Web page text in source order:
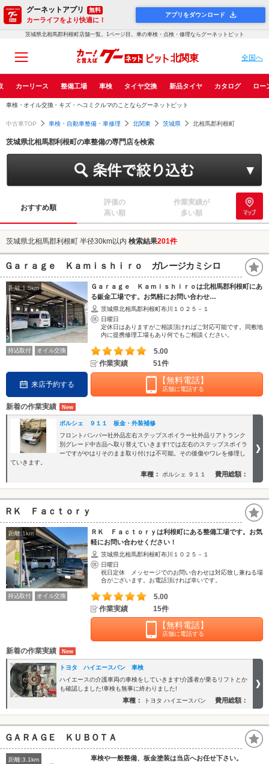
グーネットアプリ 無料
カーライフをより快適に！
アプリをダウンロード
茨城県北相馬郡利根町店舗一覧。1ページ目。車の車検・点検・修理ならグーネットピット
北関東 全国へ
カーリース 整備工場 車検 タイヤ交換 新品タイヤ カタログ ロー
車検・オイル交換・キズ・ヘコミクルマのことならグーネットピット
中古車TOP 車検・自動車整備・車修理 北関東 茨城県 北相馬郡利根町
茨城県北相馬郡利根町の車整備の専門店を検索
おすすめ順
評価の
高い順
作業実績が
多い順
茨城県北相馬郡利根町 半径30km以内 検索結果201件
Ｇａｒａｇｅ Ｋａｍｉｓｈｉｒｏ ガレージカミシロ
距離:1.5km
Ｇａｒａｇｅ Ｋａｍｉｓｈｉｒｏは北相馬郡利根町にあ
る鈑金工場です。お気軽にお問い合わせ…
茨城県北相馬郡利根町布川１０２５－１
日曜日
定休日はありますがご相談頂ければご対応可能です。同敷地
内に提携修理工場もあり何でもご相談ください。
持込取付 オイル交換
5.00
作業実績
51件
来店予約する 【無料電話】
店舗に電話する
新着の作業実績
ポルシェ ９１１ 板金・外装補修
フロントバンパー社外品左右ステップスポイラー社外品リアトランク
別グレード中古品へ取り替えていきます!では左右のステップスポイラ
ーですがやはりそのまま取り付けは不可能。その後傷やワレを修理し
ていきます。
車種： ポルシェ ９１１ 費用総額：
ＲＫ Ｆａｃｔｏｒｙ
距離:1km
ＲＫ Ｆａｃｔｏｒｙは利根町にある整備工場です。お気
軽にお問い合わせください！
茨城県北相馬郡利根町布川１０２５－１
日曜日
祝日定休 メッセージでのお問い合わせは対応致し兼ねる場
合がございます。お電話頂ければ幸いです。
持込取付 オイル交換
5.00
作業実績
15件
【無料電話】
店舗に電話する
新着の作業実績
トヨタ ハイエースバン 車検
ハイエースの介護車両の車検をしていきます!介護者が乗るリフトとか
も確認しました!車検も無事に終わりました!
車種： トヨタ ハイエースバン 費用総額：
ＧＡＲＡＧＥ ＫＵＢＯＴＡ
距離:3.1km 車検や一般整備、板金塗装は当店へお任せ下さい。